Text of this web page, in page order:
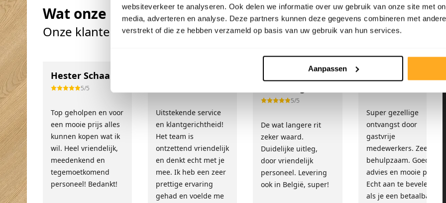
websiteverkeer te analyseren. Ook delen we informatie over uw gebruik van onze site met
media, adverteren en analyse. Deze partners kunnen deze gegevens combineren met
verstrekt of die ze hebben verzameld op basis van uw gebruik van hun services.
Aanpassen
Wat onze klanten zeggen
Onze klanten beoordelen ons met een 9/10
Hester Schaap
5/5
Top geholpen en voor
een mooie prijs alles
kunnen kopen wat ik
wil. Heel vriendelijk,
meedenkend en
tegemoetkomend
personeel! Bedankt!
Uitstekende service
en klantgerichtheid!
Het team is
ontzettend vriendelijk
en denkt echt met je
mee. Ik heb een zeer
prettige ervaring
gehad en voelde me
Sandra Van
5/5
De wat langere rit
zeker waard.
Duidelijke uitleg,
door vriendelijk
personeel. Levering
ook in België, super!
Super gezellige
ontvangst door
gastvrije
medewerkers. Zeer
behulpzaam. Goed
advies en mooie prijs.
Echt aan te bevelen
als je een betaalbare,